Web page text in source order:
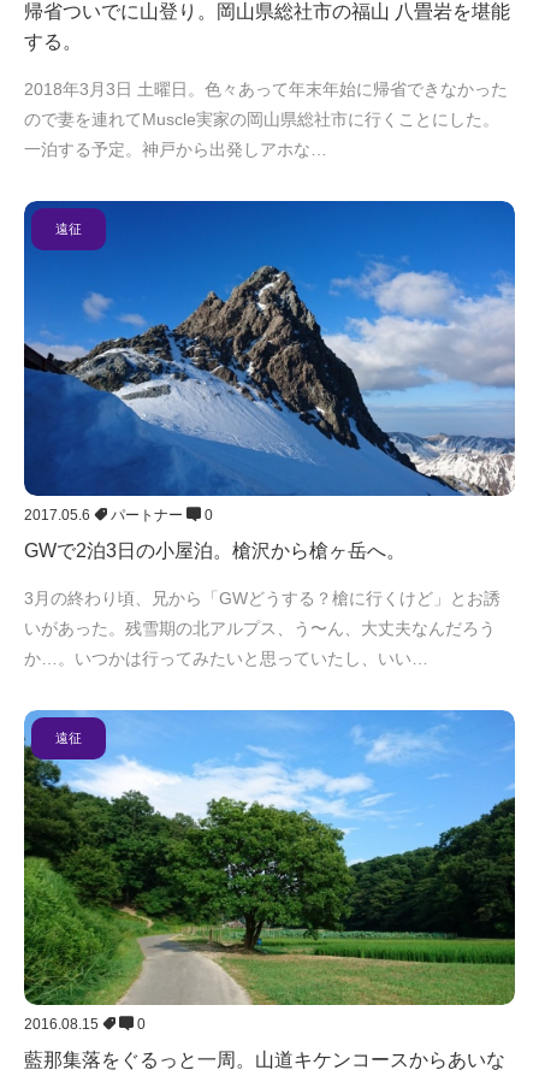
帰省ついでに山登り。岡山県総社市の福山 八畳岩を堪能
する。
2018年3月3日 土曜日。色々あって年末年始に帰省できなかった
ので妻を連れてMuscle実家の岡山県総社市に行くことにした。
一泊する予定。神戸から出発しアホな…
遠征
2017.05.6 パートナー 0
GWで2泊3日の小屋泊。槍沢から槍ヶ岳へ。
3月の終わり頃、兄から「GWどうする？槍に行くけど」とお誘
いがあった。残雪期の北アルプス、う〜ん、大丈夫なんだろう
か…。いつかは行ってみたいと思っていたし、いい…
遠征
2016.08.15 0
藍那集落をぐるっと一周。山道キケンコースからあいな